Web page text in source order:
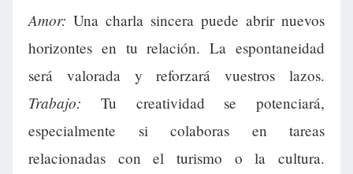
Amor: Una charla sincera puede abrir nuevos
horizontes en tu relación. La espontaneidad
será valorada y reforzará vuestros lazos.
Trabajo: Tu creatividad se potenciará,
especialmente si colaboras en tareas
relacionadas con el turismo o la cultura.